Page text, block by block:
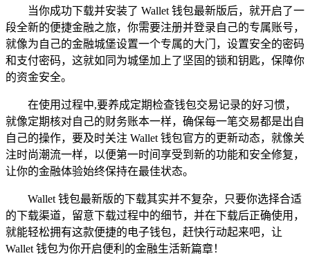
当你成功下载并安装了 Wallet 钱包最新版后，就开启了一
段全新的便捷金融之旅，你需要注册并登录自己的专属账号，
就像为自己的金融城堡设置一个专属的大门，设置安全的密码
和支付密码，这就如同为城堡加上了坚固的锁和钥匙，保障你
的资金安全。
在使用过程中,要养成定期检查钱包交易记录的好习惯，
就像定期核对自己的财务账本一样，确保每一笔交易都是出自
自己的操作，要及时关注 Wallet 钱包官方的更新动态，就像关
注时尚潮流一样，以便第一时间享受到新的功能和安全修复，
让你的金融体验始终保持在最佳状态。
Wallet 钱包最新版的下载其实并不复杂，只要你选择合适
的下载渠道，留意下载过程中的细节，并在下载后正确使用，
就能轻松拥有这款便捷的电子钱包，赶快行动起来吧，让
Wallet 钱包为你开启便利的金融生活新篇章！